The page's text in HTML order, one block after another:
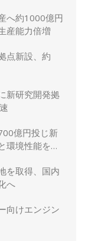
へ約1000億円
産能力倍増
点新設、約
新研究開発拠
億円投じ新
環境性能を強
を取得、国内
へ
向けエンジン